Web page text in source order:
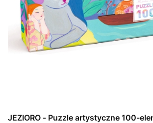
JEZIORO - Puzzle artystyczne 100-